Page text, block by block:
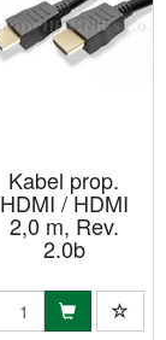
Kabel prop.
HDMI / HDMI
2,0 m, Rev.
2.0b